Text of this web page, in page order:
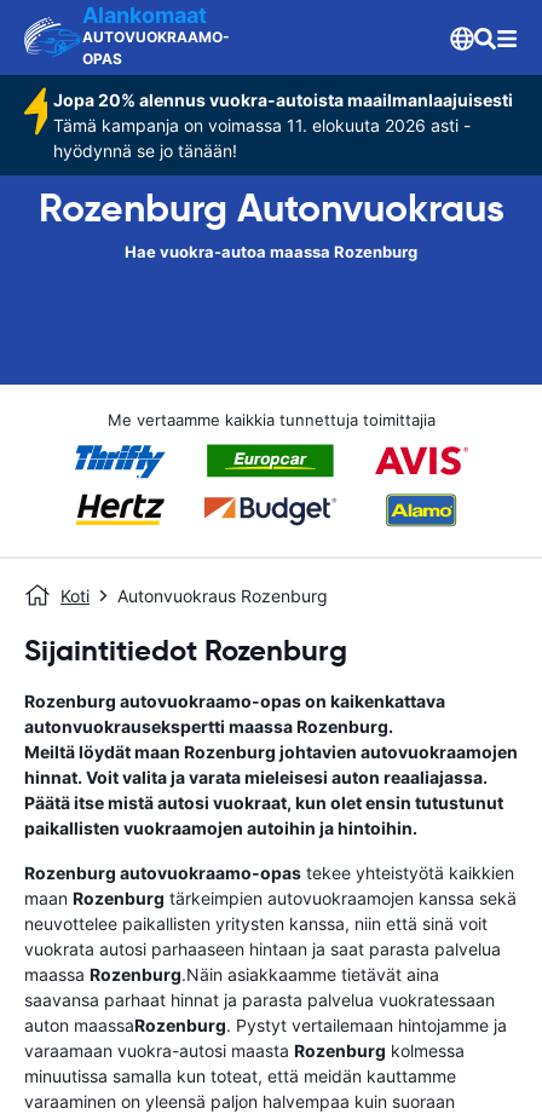
Alankomaat
AUTOVUOKRAAMO-
OPAS
Jopa 20% alennus vuokra-autoista maailmanlaajuisesti
Tämä kampanja on voimassa 11. elokuuta 2026 asti -
hyödynnä se jo tänään!
Rozenburg Autonvuokraus
Hae vuokra-autoa maassa Rozenburg
Me vertaamme kaikkia tunnettuja toimittajia
Koti Autonvuokraus Rozenburg
Sijaintitiedot Rozenburg
Rozenburg autovuokraamo-opason kaikenkattava
autonvuokrausekspertti maassaRozenburg.
Meiltä löydät maan Rozenburg johtavien autovuokraamojen
hinnat. Voit valita ja varata mieleisesi auton reaaliajassa.
Päätä itse mistä autosi vuokraat, kun olet ensin tutustunut
paikallisten vuokraamojen autoihin ja hintoihin.
Rozenburg autovuokraamo-opas tekee yhteistyötä kaikkien
maan Rozenburg tärkeimpien autovuokraamojen kanssa sekä
neuvottelee paikallisten yritysten kanssa, niin että sinä voit
vuokrata autosi parhaaseen hintaan ja saat parasta palvelua
maassa Rozenburg.Näin asiakkaamme tietävät aina
saavansa parhaat hinnat ja parasta palvelua vuokratessaan
auton maassaRozenburg. Pystyt vertailemaan hintojamme ja
varaamaan vuokra-autosi maasta Rozenburg kolmessa
minuutissa samalla kun toteat, että meidän kauttamme
varaaminen on yleensä paljon halvempaa kuin suoraan